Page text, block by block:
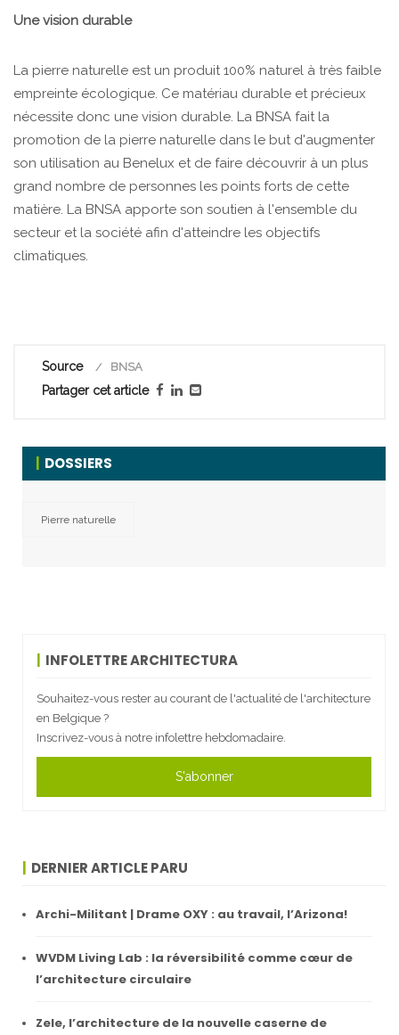
Une vision durable
La pierre naturelle est un produit 100% naturel à très faible
empreinte écologique. Ce matériau durable et précieux
nécessite donc une vision durable. La BNSA fait la
promotion de la pierre naturelle dans le but d'augmenter
son utilisation au Benelux et de faire découvrir à un plus
grand nombre de personnes les points forts de cette
matière. La BNSA apporte son soutien à l'ensemble du
secteur et la société afin d'atteindre les objectifs
climatiques.
Source BNSA
Partager cet article
DOSSIERS
Pierre naturelle
INFOLETTRE ARCHITECTURA
Souhaitez-vous rester au courant de l'actualité de l'architecture
en Belgique ?
Inscrivez-vous à notre infolettre hebdomadaire.
S'abonner
DERNIER ARTICLE PARU
Archi-Militant | Drame OXY : au travail, l’Arizona!
WVDM Living Lab : la réversibilité comme cœur de
l’architecture circulaire
Zele, l’architecture de la nouvelle caserne de